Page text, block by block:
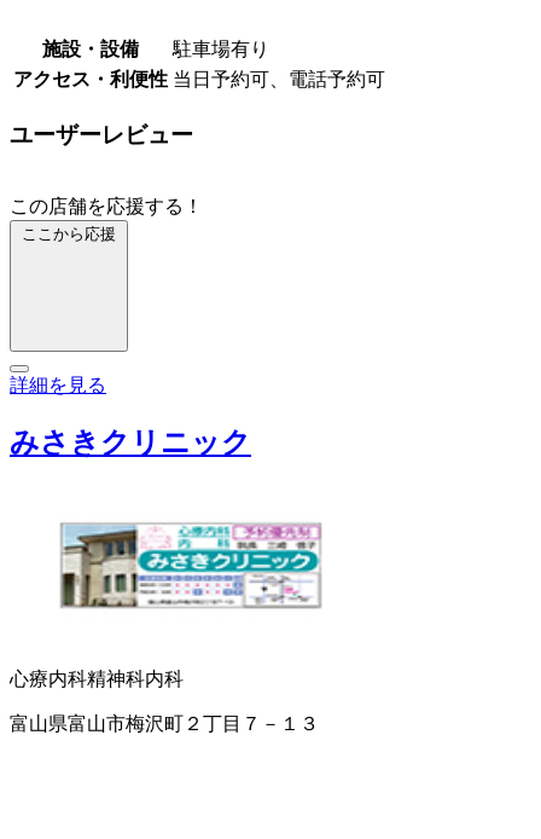
施設・設備
駐車場有り
アクセス・利便性 当日予約可、電話予約可
ユーザーレビュー
この店舗を応援する！
ここから応援
詳細を見る
みさきクリニック
心療内科精神科内科
富山県富山市梅沢町２丁目７－１３